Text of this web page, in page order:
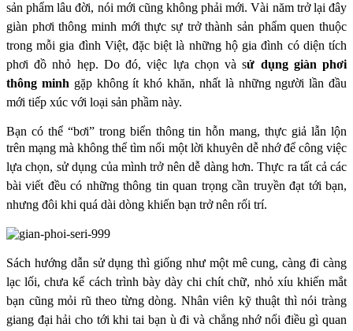
sản phẩm lâu đời, nói mới cũng không phải mới. Vài năm trở lại đây
giàn phơi thông minh mới thực sự trở thành sản phẩm quen thuộc
trong mỗi gia đình Việt, đặc biệt là những hộ gia đình có diện tích
phơi đồ nhỏ hẹp. Do đó, việc lựa chọn và sử dụng giàn phơi
thông minh gặp không ít khó khăn, nhất là những người lần đầu
mới tiếp xúc với loại sản phầm này.
Bạn có thể “bơi” trong biển thông tin hỗn mang, thực giả lẫn lộn
trên mạng mà không thể tìm nổi một lời khuyên dễ nhớ để công việc
lựa chọn, sử dụng của mình trở nên dễ dàng hơn. Thực ratất cả các
bài viết đều có những thông tin quan trọng cần truyền đạt tới bạn,
nhưng đôi khi quá dài dòng khiến bạn trở nên rối trí.
Sách hướng dẫn sử dụng thì giống như một mê cung, càng đi càng
lạc lối, chưa kể cách trình bày dày chi chít chữ, nhỏ xíu khiến mắt
bạn cũng mỏi rũ theo từng dòng. Nhân viên kỹ thuật thì nói tràng
giang đại hải cho tới khi tai bạn ù đi và chẳng nhớ nổi điều gì quan